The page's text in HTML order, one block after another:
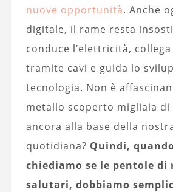
nuove opportunità. Anche
digitale, il rame resta
conduce l’elettricità,
tramite cavi e guida lo
tecnologia. Non è
metallo scoperto migliaia di
ancora alla base della
quotidiana? Quindi,
chiediamo se le pentole di
salutari, dobbiamo